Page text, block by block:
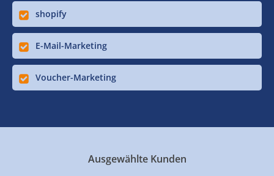
shopify
E-Mail-Marketing
Voucher-Marketing
Ausgewählte Kunden